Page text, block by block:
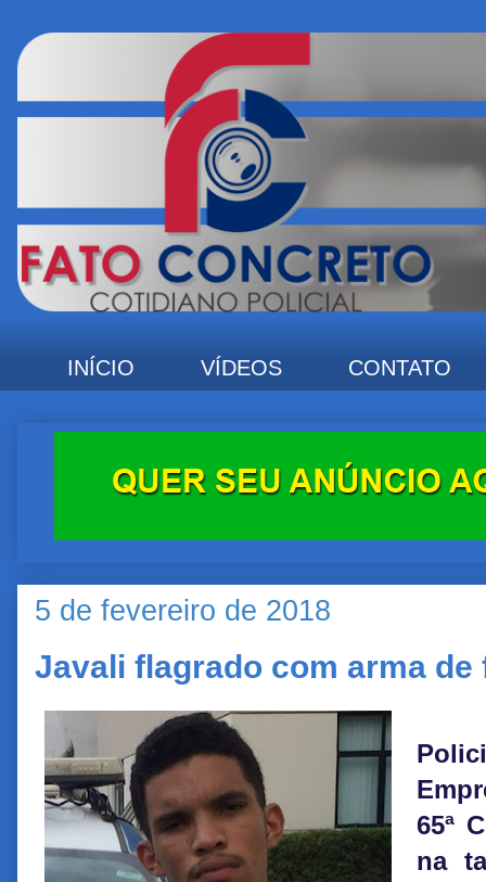
INÍCIO VÍDEOS CONTATO
5 de fevereiro de 2018
Javali flagrado com arma de
65ª
na